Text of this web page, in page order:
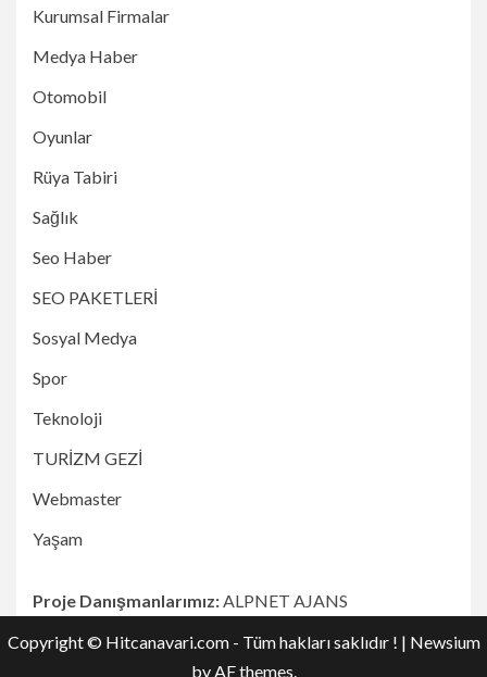
Kurumsal Firmalar
Medya Haber
Otomobil
Oyunlar
Rüya Tabiri
Sağlık
Seo Haber
SEO PAKETLERİ
Sosyal Medya
Spor
Teknoloji
TURİZM GEZİ
Webmaster
Yaşam
Proje Danışmanlarımız: ALPNET AJANS
Copyright © Hitcanavari.com - Tüm hakları saklıdır ! | Newsium
by AF themes.